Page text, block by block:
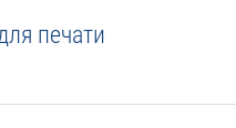
печати